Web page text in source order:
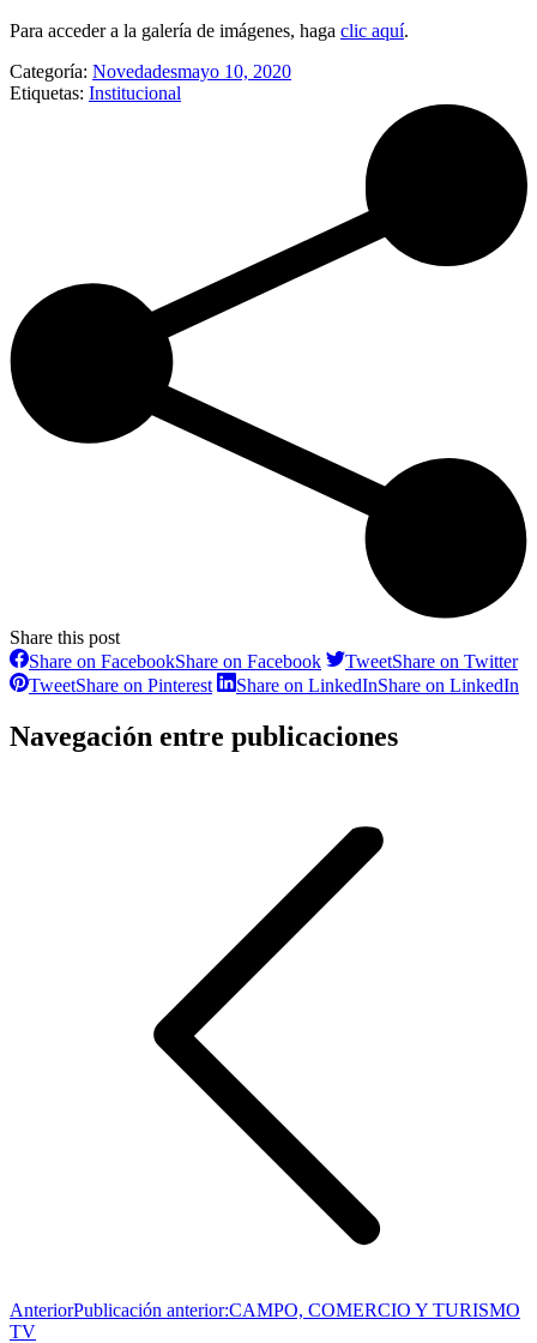
Para acceder a la galería de imágenes, haga clic aquí.
Categoría: Novedadesmayo 10, 2020
Etiquetas: Institucional
Share this post
Share on FacebookShare on Facebook TweetShare on Twitter
TweetShare on Pinterest Share on LinkedInShare on LinkedIn
Navegación entre publicaciones
AnteriorPublicación anterior:CAMPO, COMERCIO Y TURISMO
TV